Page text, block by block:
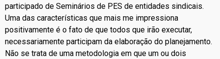
participado de Seminários de PES de entidades sindicais.
Uma das características que mais me impressiona
positivamente é o fato de que todos que irão executar,
necessariamente participam da elaboração do planejamento.
Não se trata de uma metodologia em que um ou dois